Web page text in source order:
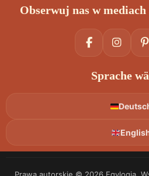
Obserwuj nas w mediach
Sprache